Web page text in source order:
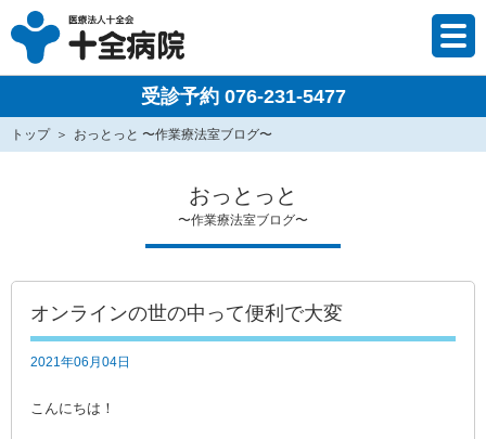
受診予約 076-231-5477
トップ おっとっと 〜作業療法室ブログ〜
おっとっと
〜作業療法室ブログ〜
オンラインの世の中って便利で大変
2021年06月04日
こんにちは！